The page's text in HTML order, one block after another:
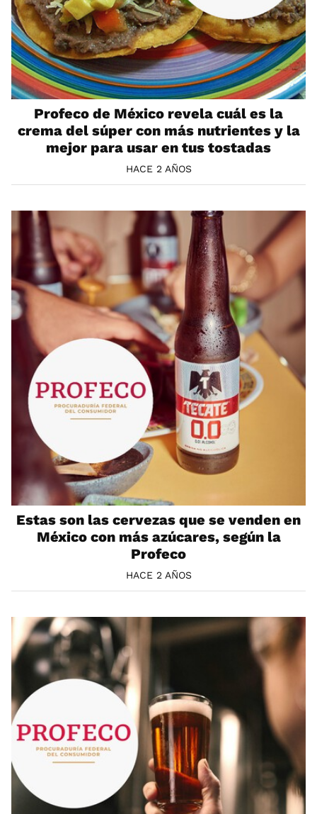
Profeco de México revela cuál es la
crema del súper con más nutrientes y la
mejor para usar en tus tostadas
HACE 2 AÑOS
Estas son las cervezas que se venden en
México con más azúcares, según la
Profeco
HACE 2 AÑOS